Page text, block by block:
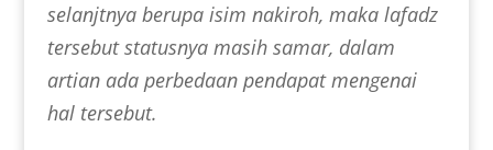
selanjtnya berupa isim nakiroh, maka lafadz
tersebut statusnya masih samar, dalam
artian ada perbedaan pendapat mengenai
hal tersebut.